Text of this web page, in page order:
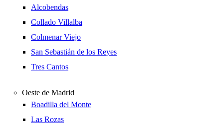
Alcobendas
Collado Villalba
Colmenar Viejo
San Sebastián de los Reyes
Tres Cantos
Oeste de Madrid
Boadilla del Monte
Las Rozas